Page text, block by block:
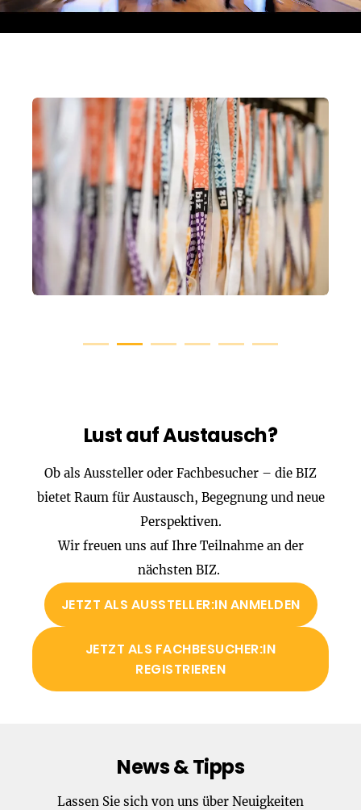
Lust auf Austausch?
Ob als Aussteller oder Fachbesucher – die BIZ
bietet Raum für Austausch, Begegnung und neue
Perspektiven.
Wir freuen uns auf Ihre Teilnahme an der
nächsten BIZ.
JETZT ALS AUSSTELLER:IN ANMELDEN
JETZT ALS FACHBESUCHER:IN
REGISTRIEREN
News & Tipps
Lassen Sie sich von uns über Neuigkeiten